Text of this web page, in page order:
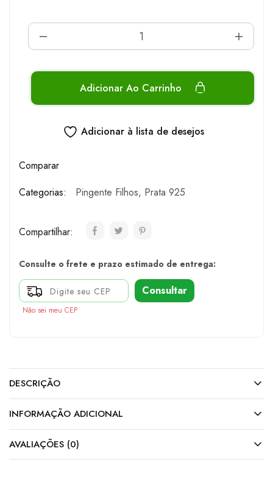
Adicionar Ao Carrinho
Adicionar à lista de desejos
Comparar
Categorias:
Pingente Filhos, Prata 925
Compartilhar:
Consulte o frete e prazo estimado de entrega:
Consultar
Não sei meu CEP
DESCRIÇÃO
INFORMAÇÃO ADICIONAL
AVALIAÇÕES (0)